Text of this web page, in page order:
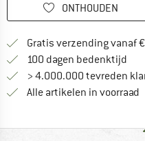
ONTHOUDEN
Gratis verzending vanaf
100 dagen bedenktijd
> 4.000.000 tevreden
Alle artikelen in voorraad